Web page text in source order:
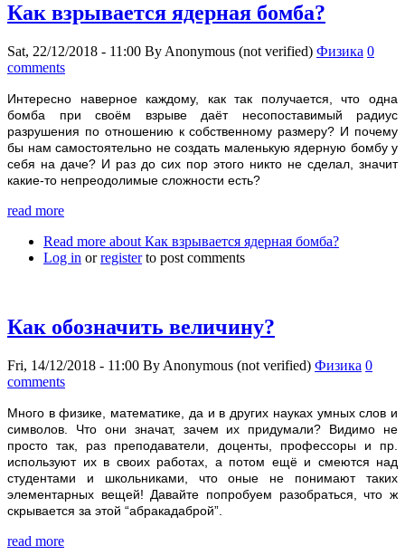
Как взрывается ядерная бомба?
Sat, 22/12/2018 - 11:00 By Anonymous (not verified) Физика 0
comments
Интересно наверное каждому, как так получается, что одна
бомба при своём взрыве даёт несопоставимый радиус
разрушения по отношению к собственному размеру? И почему
бы нам самостоятельно не создать маленькую ядерную бомбу у
себя на даче? И раз до сих пор этого никто не сделал, значит
какие-то непреодолимые сложности есть?
read more
Read more about Как взрывается ядерная бомба?
Log in orregisterto post comments
Как обозначить величину?
Fri, 14/12/2018 - 11:00 By Anonymous (not verified) Физика 0
comments
Много в физике, математике, да и в других науках умных слов и
символов. Что они значат, зачем их придумали? Видимо не
просто так, раз преподаватели, доценты, профессоры и пр.
используют их в своих работах, а потом ещё и смеются над
студентами и школьниками, что оные не понимают таких
элементарных вещей! Давайте попробуем разобраться, что ж
скрывается за этой “абракадаброй”.
read more